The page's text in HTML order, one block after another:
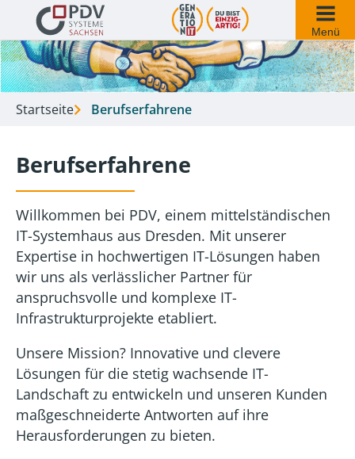
Menü
Startseite Berufserfahrene
Berufserfahrene
Willkommen bei PDV, einem mittelständischen
IT-Systemhaus aus Dresden. Mit unserer
Expertise in hochwertigen IT-Lösungen haben
wir uns als verlässlicher Partner für
anspruchsvolle und komplexe IT-
Infrastrukturprojekte etabliert.
Unsere Mission? Innovative und clevere
Lösungen für die stetig wachsende IT-
Landschaft zu entwickeln und unseren Kunden
maßgeschneiderte Antworten auf ihre
Herausforderungen zu bieten.